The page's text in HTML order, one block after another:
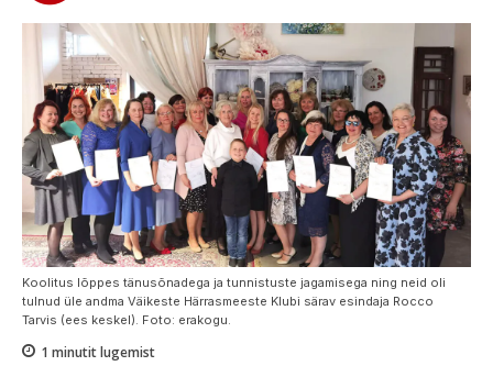
Koolitus lõppes tänusõnadega ja tunnistuste jagamisega ning neid oli
tulnud üle andma Väikeste Härrasmeeste Klubi särav esindaja Rocco
Tarvis (ees keskel). Foto: erakogu.
1 minutit lugemist